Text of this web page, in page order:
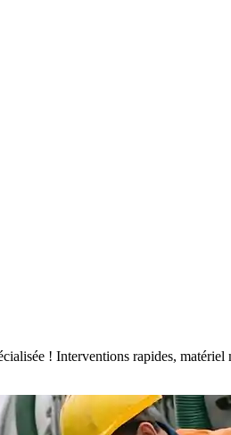
! Interventions rapides,